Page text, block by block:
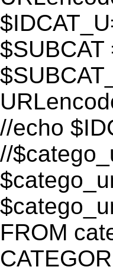
$SUBCAT
//echo
//
FROM